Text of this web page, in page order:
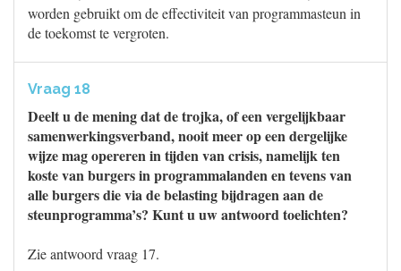
worden gebruikt om de effectiviteit van programmasteun in
de toekomst te vergroten.
Vraag 18
Deelt u de mening dat de trojka, of een vergelijkbaar
samenwerkingsverband, nooit meer op een dergelijke
wijze mag opereren in tijden van crisis, namelijk ten
koste van burgers in programmalanden en tevens van
alle burgers die via de belasting bijdragen aan de
steunprogramma’s? Kunt u uw antwoord toelichten?
Zie antwoord vraag 17.